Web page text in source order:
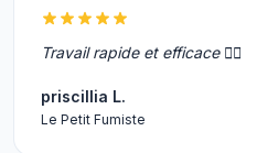
Travail rapide et efficace 👌🏻
priscillia L.
Le Petit Fumiste